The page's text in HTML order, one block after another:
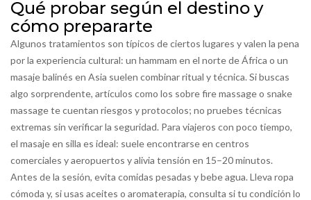
Qué probar según el destino y
cómo prepararte
Algunos tratamientos son típicos de ciertos lugares y valen la pena
por la experiencia cultural: un hammam en el norte de África o un
masaje balinés en Asia suelen combinar ritual y técnica. Si buscas
algo sorprendente, artículos como los sobre fire massage o snake
massage te cuentan riesgos y protocolos; no pruebes técnicas
extremas sin verificar la seguridad. Para viajeros con poco tiempo,
el masaje en silla es ideal: suele encontrarse en centros
comerciales y aeropuertos y alivia tensión en 15–20 minutos.
Antes de la sesión, evita comidas pesadas y bebe agua. Lleva ropa
cómoda y, si usas aceites o aromaterapia, consulta si tu condición lo